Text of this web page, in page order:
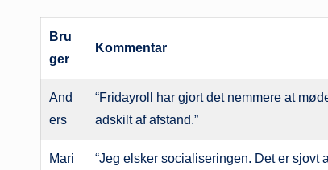
Bru
ger
Kommentar
And
ers
“Fridayroll har gjort det nemmere at
adskilt af afstand.”
Mari
“Jeg elsker socialiseringen. Det er sjovt